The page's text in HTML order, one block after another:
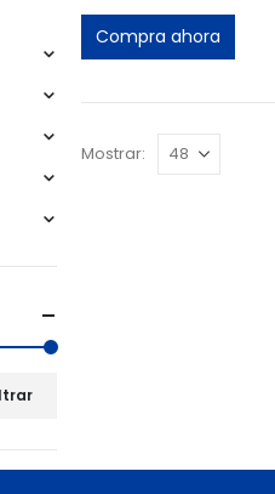
Compra ahora
Mostrar: